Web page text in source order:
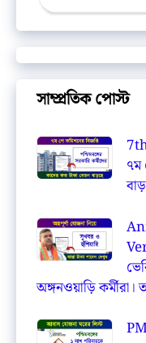
সাম্প্রতিক পোস্ট
৭ম
অঙ্গনওয়াড়ি কর্মীরা।